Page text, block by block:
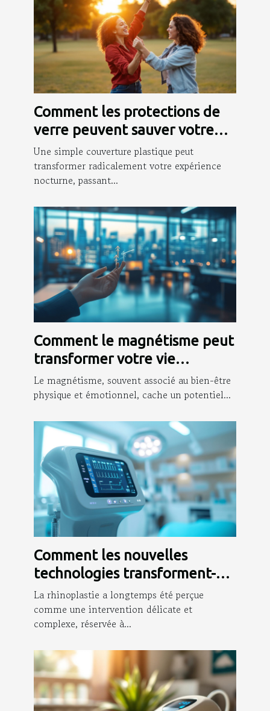
Comment les protections de
verre peuvent sauver votre
soirée ?
Une simple couverture plastique peut
transformer radicalement votre expérience
nocturne, passant...
Comment le magnétisme peut
transformer votre vie
professionnelle ?
Le magnétisme, souvent associé au bien-être
physique et émotionnel, cache un potentiel...
Comment les nouvelles
technologies transforment-
elles la rhinoplastie ?
La rhinoplastie a longtemps été perçue
comme une intervention délicate et
complexe, réservée à...